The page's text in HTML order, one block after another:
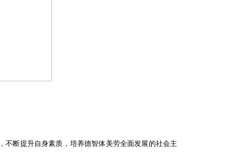
不断提升自身素质，培养德智体美劳全面发展的社会主